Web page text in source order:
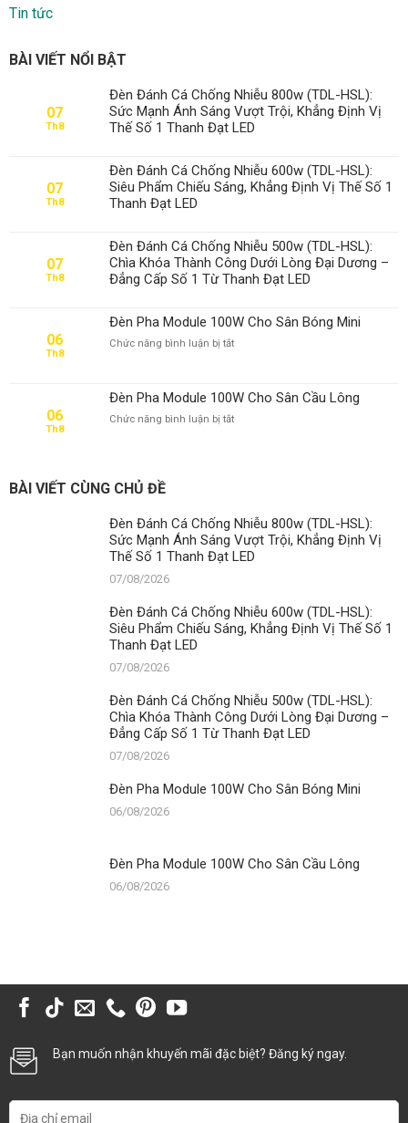
Tin tức
BÀI VIẾT NỔI BẬT
07
Th8
Đèn Đánh Cá Chống Nhiễu 800w (TDL-HSL):
Sức Mạnh Ánh Sáng Vượt Trội, Khẳng Định Vị
Thế Số 1 Thanh Đạt LED
07
Th8
Đèn Đánh Cá Chống Nhiễu 600w (TDL-HSL):
Siêu Phẩm Chiếu Sáng, Khẳng Định Vị Thế Số 1
Thanh Đạt LED
07
Th8
Đèn Đánh Cá Chống Nhiễu 500w (TDL-HSL):
Chìa Khóa Thành Công Dưới Lòng Đại Dương –
Đẳng Cấp Số 1 Từ Thanh Đạt LED
06
Th8
Đèn Pha Module 100W Cho Sân Bóng Mini
Chức năng bình luận bị tắtở
100W
Cho
06
Th8
Đèn Pha Module 100W Cho Sân Cầu Lông
Chức năng bình luận bị tắtở
Cầu
Lông
BÀI VIẾT CÙNG CHỦ ĐỀ
Đèn Đánh Cá Chống Nhiễu 800w (TDL-HSL):
Sức Mạnh Ánh Sáng Vượt Trội, Khẳng Định Vị
Thế Số 1 Thanh Đạt LED
07/08/2026
Đèn Đánh Cá Chống Nhiễu 600w (TDL-HSL):
Siêu Phẩm Chiếu Sáng, Khẳng Định Vị Thế Số 1
Thanh Đạt LED
07/08/2026
Đèn Đánh Cá Chống Nhiễu 500w (TDL-HSL):
Chìa Khóa Thành Công Dưới Lòng Đại Dương –
Đẳng Cấp Số 1 Từ Thanh Đạt LED
07/08/2026
Đèn Pha Module 100W Cho Sân Bóng Mini
06/08/2026
Đèn Pha Module 100W Cho Sân Cầu Lông
06/08/2026
Bạn muốn nhận khuyến mãi đặc biệt? Đăng ký ngay.